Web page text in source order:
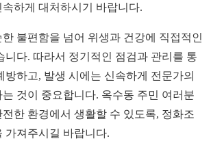
하게 대처하시기 바랍니다.
불편함을 넘어 위생과 건강에 직접적인
니다. 따라서 정기적인 점검과 관리를 통
방하고, 발생 시에는 신속하게 전문가의
것이 중요합니다. 옥수동 주민 여러분
한 환경에서 생활할 수 있도록, 정화조
가져주시길 바랍니다.